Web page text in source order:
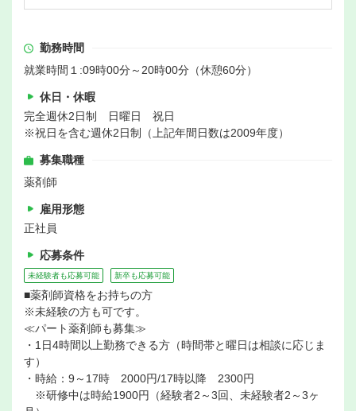
勤務時間
就業時間１:09時00分～20時00分（休憩60分）
休日・休暇
完全週休2日制 日曜日 祝日
※祝日を含む週休2日制（上記年間日数は2009年度）
募集職種
薬剤師
雇用形態
正社員
応募条件
未経験者も応募可能 新卒も応募可能
■薬剤師資格をお持ちの方
※未経験の方も可です。
≪パート薬剤師も募集≫
・1日4時間以上勤務できる方（時間帯と曜日は相談に応じま
す）
・時給：9～17時 2000円/17時以降 2300円
※研修中は時給1900円（経験者2～3回、未経験者2～3ヶ